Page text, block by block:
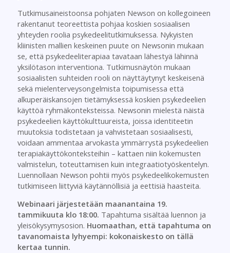
Tutkimusaineistoonsa pohjaten Newson on kollegoineen
rakentanut teoreettista pohjaa koskien sosiaalisen
yhteyden roolia psykedeelitutkimuksessa. Nykyisten
kliinisten mallien keskeinen puute on Newsonin mukaan
se, että psykedeeliterapiaa tavataan lähestyä lähinnä
yksilötason interventiona. Tutkimusnäytön mukaan
sosiaalisten suhteiden rooli on näyttäytynyt keskeisenä
sekä mielenterveysongelmista toipumisessa että
alkuperäiskansojen tietämyksessä koskien psykedeelien
käyttöä ryhmäkonteksteissa. Newsonin mielestä näistä
psykedeelien käyttökulttuureista, joissa identiteetin
muutoksia todistetaan ja vahvistetaan sosiaalisesti,
voidaan ammentaa arvokasta ymmärrystä psykedeelien
terapiakäyttökonteksteihin – kattaen niin kokemusten
valmistelun, toteuttamisen kuin integraatiotyöskentelyn.
Luennollaan Newson pohtii myös psykedeelikokemusten
tutkimiseen liittyviä käytännöllisiä ja eettisiä haasteita.
Webinaari järjestetään maanantaina 19.
tammikuuta klo 18:00. Tapahtuma sisältää luennon ja
yleisökysymysosion. Huomaathan, että tapahtuma on
tavanomaista lyhyempi: kokonaiskesto on tällä
kertaa tunnin.